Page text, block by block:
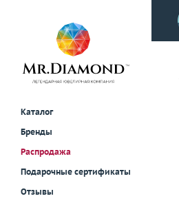
Каталог
Бренды
Распродажа
Подарочные сертификаты
Отзывы
примерки!